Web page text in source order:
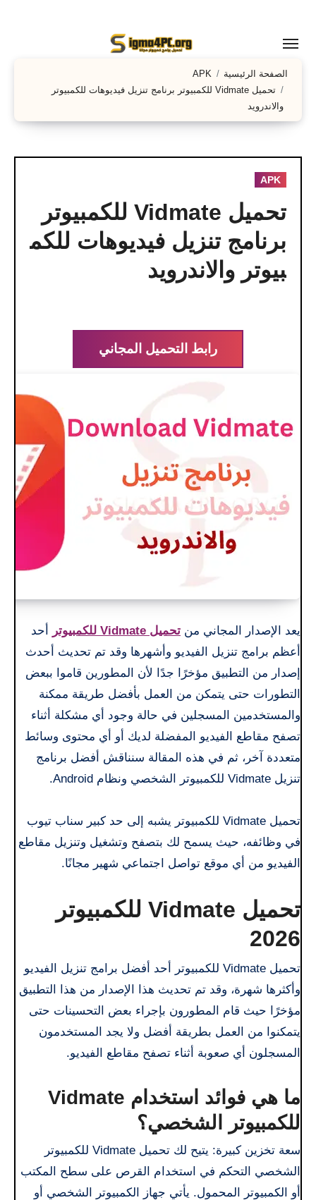
المحتوى
الصفحة الرئيسية
APK
تحميل Vidmate للكمبيوتر برنامج تنزيل فيديوهات للكمبيوتر
والاندرويد
APK
تحميل Vidmate للكمبيوتر
برنامج تنزيل فيديوهات للكم
بيوتر والاندرويد
رابط التحميل المجاني
يعد الإصدار المجاني من تحميل Vidmate للكمبيوتر
أحد
أعظم برامج تنزيل الفيديو وأشهرها وقد تم تحديث أحدث
إصدار من التطبيق مؤخرًا جدًا لأن المطورين قاموا ببعض
التطورات حتى يتمكن من العمل بأفضل طريقة ممكنة
والمستخدمين المسجلين في حالة وجود أي مشكلة أثناء
تصفح مقاطع الفيديو المفضلة لديك أو أي محتوى وسائط
متعددة آخر، ثم في هذه المقالة سنناقش أفضل برنامج
تنزيل Vidmate للكمبيوتر الشخصي ونظام Android.
تحميل Vidmate للكمبيوتر يشبه إلى حد كبير سناب تيوب
في وظائفه، حيث يسمح لك بتصفح وتشغيل وتنزيل مقاطع
الفيديو من أي موقع تواصل اجتماعي شهير مجانًا.
تحميل Vidmate للكمبيوتر
2026
تحميل Vidmate للكمبيوتر أحد أفضل برامج تنزيل الفيديو
وأكثرها شهرة، وقد تم تحديث هذا الإصدار من هذا التطبيق
مؤخرًا حيث قام المطورون بإجراء بعض التحسينات حتى
يتمكنوا من العمل بطريقة أفضل ولا يجد المستخدمون
المسجلون أي صعوبة أثناء تصفح مقاطع الفيديو.
ما هي فوائد استخدام Vidmate
للكمبيوتر الشخصي؟
سعة تخزين كبيرة: يتيح لك تحميل Vidmate للكمبيوتر
الشخصي التحكم في استخدام القرص على سطح المكتب
أو الكمبيوتر المحمول. يأتي جهاز الكمبيوتر الشخصي أو